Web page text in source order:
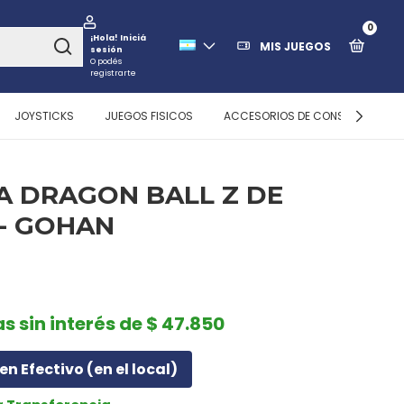
¡Hola! Iniciá
sesión
O podés
registrarte
MIS JUEGOS
0
JOYSTICKS JUEGOS FISICOS ACCESORIOS DE CONSOLAS
DRAGON BALL Z DE
GOHAN
sin interés de $ 47.850
Efectivo (en el local)